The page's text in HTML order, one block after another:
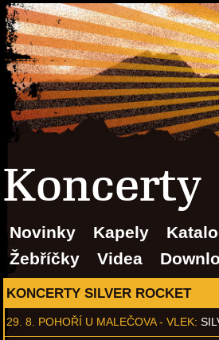
Koncerty
Novinky Kapely
Žebříčky
Videa
KONCERTY SILVER ROCKET
29. 8. POHOŘÍ U MALEČOVA - VLEK: